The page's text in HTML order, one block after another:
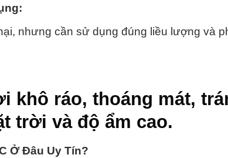
nhưng cần sử dụng đúng liều lượng và
khô ráo, thoáng mát,
trời và độ ẩm cao.
Ở Đâu Uy Tín?